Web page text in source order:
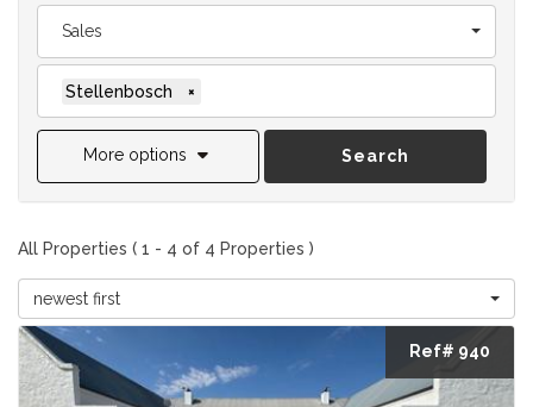
Sales
Stellenbosch ×
More options Search
All Properties ( 1 - 4 of 4 Properties )
newest first
Ref# 940